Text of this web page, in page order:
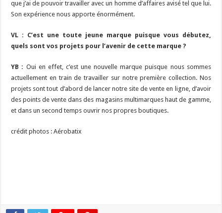
que j’ai de pouvoir travailler avec un homme d’affaires avisé tel que lui.
Son expérience nous apporte énormément.
VL : C’est une toute jeune marque puisque vous débutez,
quels sont vos projets pour l’avenir de cette marque ?
YB : Oui en effet, c’est une nouvelle marque puisque nous sommes
actuellement en train de travailler sur notre première collection. Nos
projets sont tout d’abord de lancer notre site de vente en ligne, d’avoir
des points de vente dans des magasins multimarques haut de gamme,
et dans un second temps ouvrir nos propres boutiques.
crédit photos : Aérobatix